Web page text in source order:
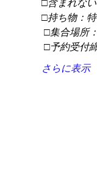
□含まれな
□持ち物：
□集合場所
□予約受付
さらに表示